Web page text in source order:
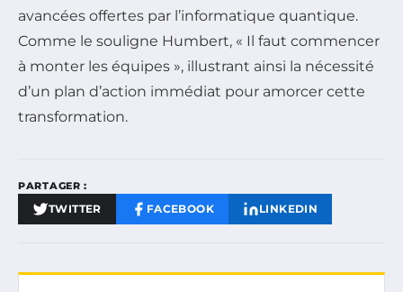
avancées offertes par l’informatique quantique.
Comme le souligne Humbert, « Il faut commencer
à monter les équipes », illustrant ainsi la nécessité
d’un plan d’action immédiat pour amorcer cette
transformation.
PARTAGER :
TWITTER FACEBOOK LINKEDIN